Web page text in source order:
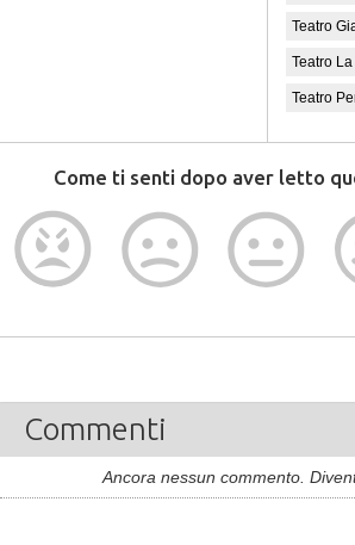
Teatro
Teatro
Teatro
Come ti senti dopo aver letto
Commenti
Ancora nessun commento.